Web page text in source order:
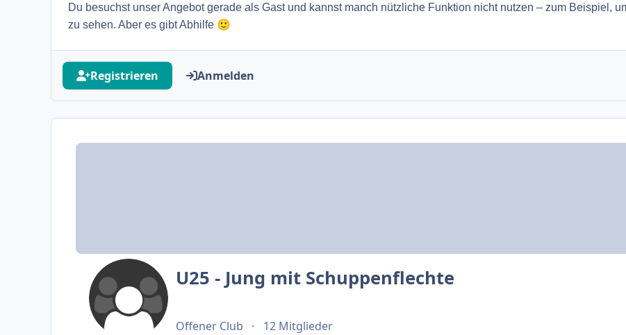
Du besuchst unser Angebot gerade als Gast und kannst manch nützliche Funktion nicht nutzen – zum Beispiel,
zu sehen. Aber es gibt Abhilfe 🙂
Registrieren Anmelden
U25 - Jung mit Schuppenflechte
Offener Club 12 Mitglieder